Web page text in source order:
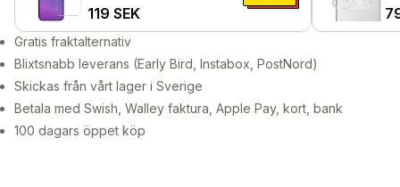
119 SEK
Gratis fraktalternativ
Blixtsnabb leverans (Early Bird, Instabox, PostNord)
Skickas från vårt lager i Sverige
Betala med Swish, Walley faktura, Apple Pay, kort, bank
100 dagars öppet köp